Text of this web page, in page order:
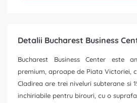
Detalii Bucharest Business
Bucharest Business Center este
premium, aproape de Piata Victoriei,
Cladirea are trei niveluri subterane si
inchiriabile pentru birouri, cu o